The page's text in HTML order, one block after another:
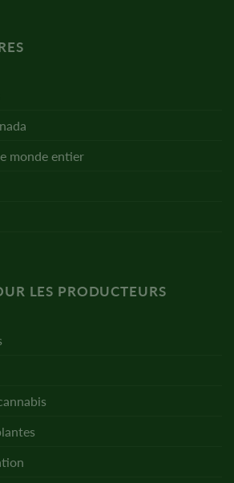
monde entier
LES PRODUCTEURS